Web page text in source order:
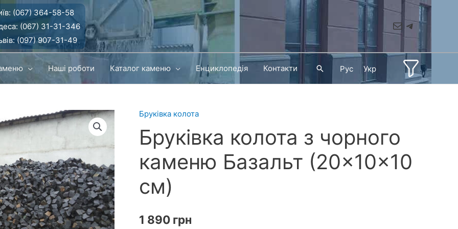
(067) 364-58-58
(067) 31-31-346
(097) 907-31-49
MailTelegram
Наші роботи Каталог каменю Енциклопедія Контакти ПошукРус Укр
Бруківка колота
Бруківка колота з чорного
каменю Базальт (20×10×10
см)
1 890 грн